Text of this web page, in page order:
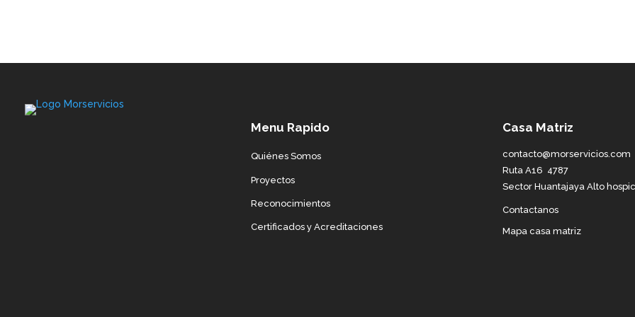
Menu Rapido
Quiénes Somos
Proyectos
Reconocimientos
Certificados y Acreditaciones
Casa Matriz
contacto@morservicios.com
Ruta A16 4787
Sector Huantajaya Alto
Contactanos
Mapa casa matriz